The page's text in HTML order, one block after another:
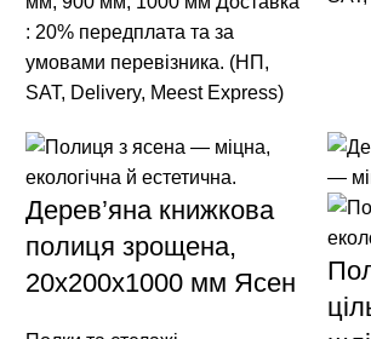
: 20% передплата та за
умовами перевізника. (НП,
SAT, Delivery, Meest Express)
Дерев’яна книжкова
полиця зрощена,
20х200х1000 мм Ясен